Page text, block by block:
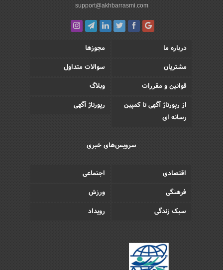
support@akhbarrasmi.com
درباره ما
مجوزها
مشتریان
سوالات متداول
قوانین و مقررات
وبلاگ
از رپورتاژ آگهی تا کمپین
رسانه ای
رپورتاژ آگهی
سرویس‌های خبری
اقتصادی
اجتماعی
فرهنگی
ورزش
سبک زندگی
رویداد